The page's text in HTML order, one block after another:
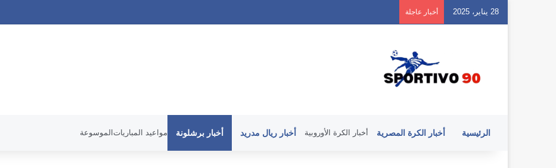
28 يناير، 2025 أخبار عاجلة
الرئيسية أخبار الكرة المصرية أخبار الكرة الأوروبية أخبار ريال مدريد أخبار برشلونة مواعيد المبارياتالموسوعة